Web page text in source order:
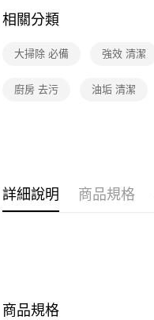
相關分類
大掃除 必備 強效 清潔
廚房 去污 油垢 清潔
詳細說明 商品規格
商品規格